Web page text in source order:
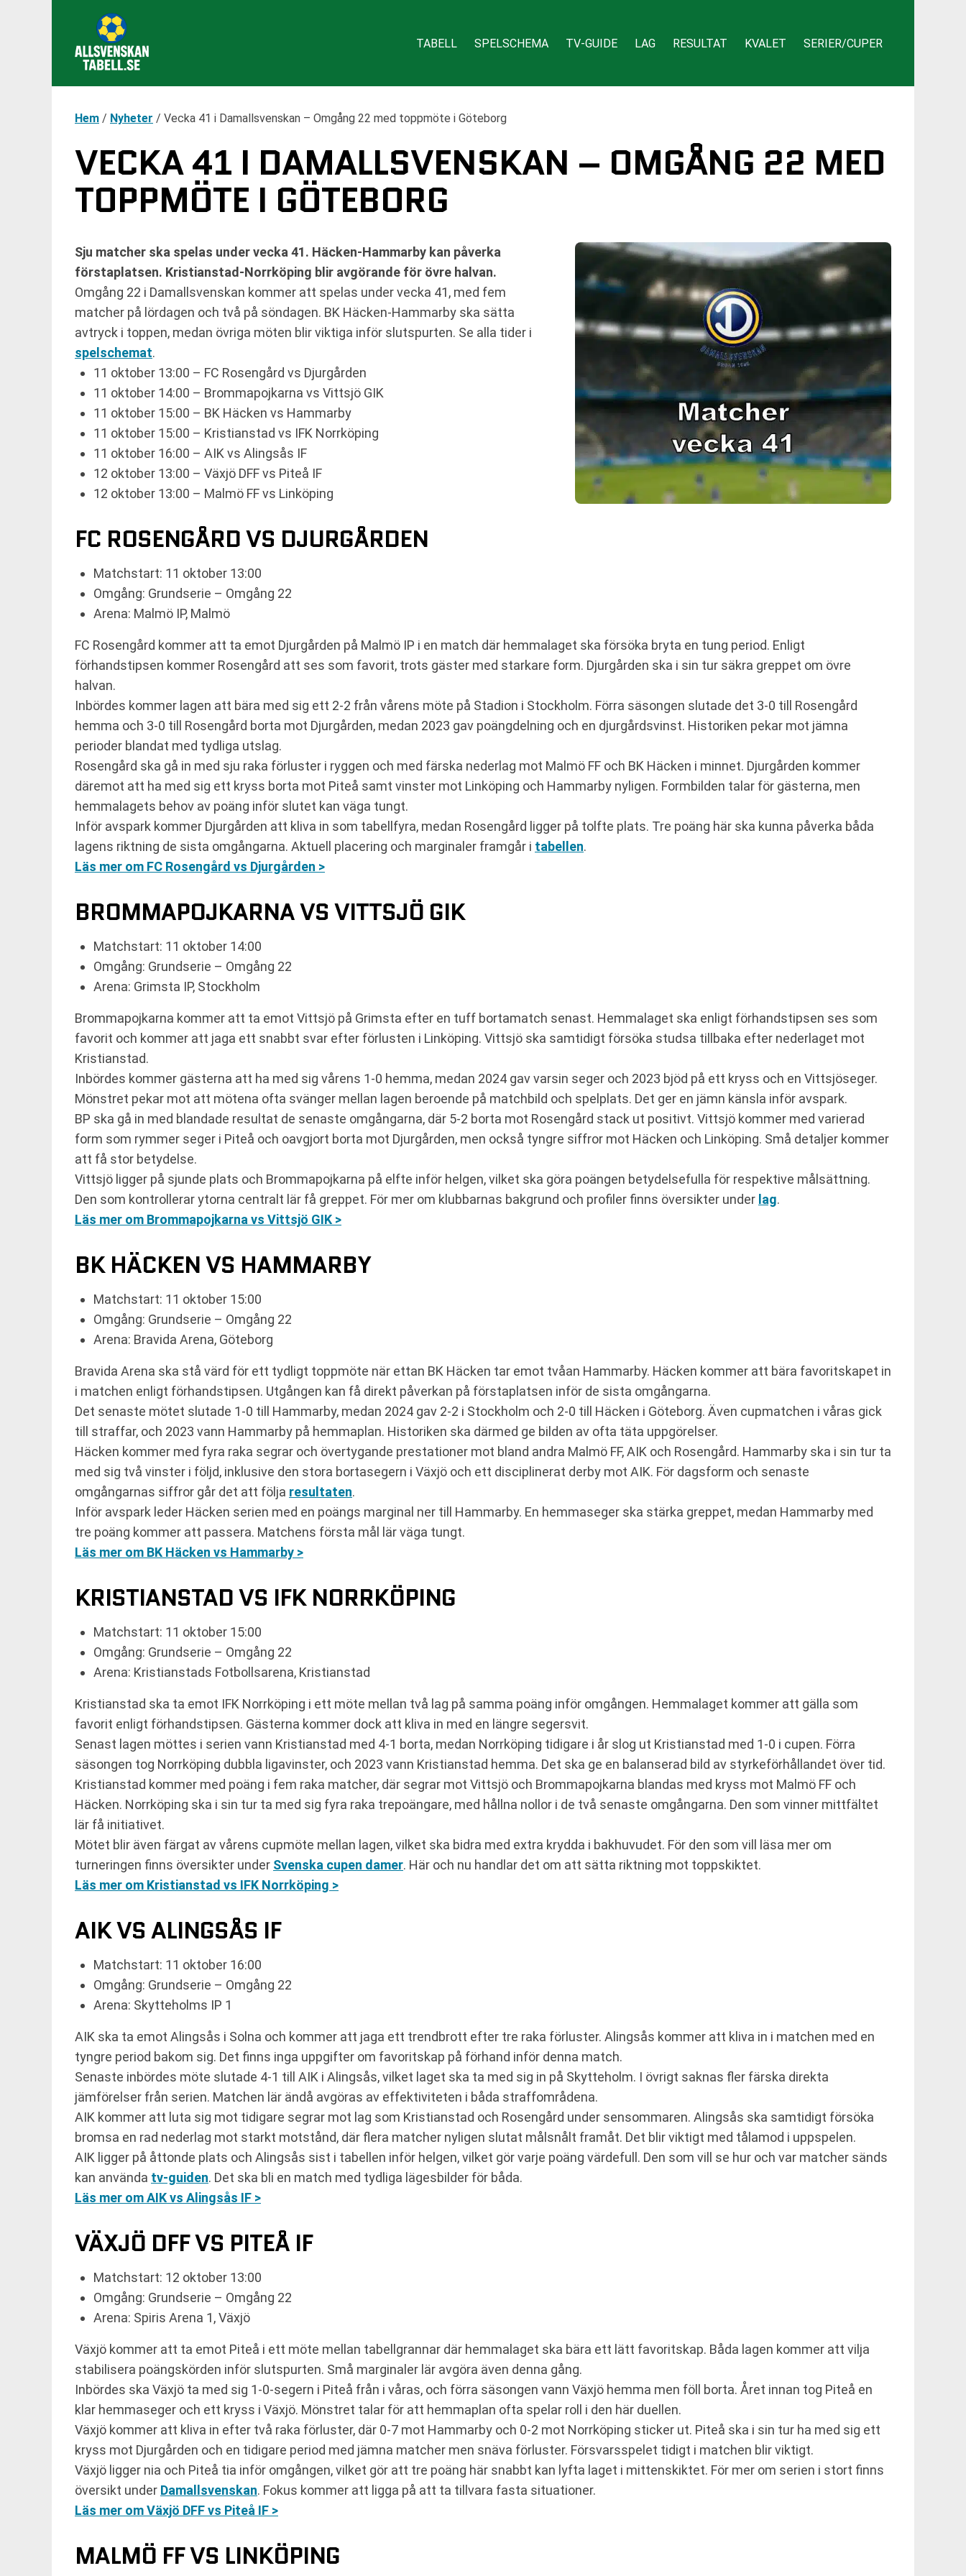
TABELL SPELSCHEMA TV-GUIDE LAG RESULTAT KVALET SERIER/CUPER
Hem / Nyheter / Vecka 41 i Damallsvenskan – Omgång 22 med toppmöte i Göteborg
VECKA 41 I DAMALLSVENSKAN – OMGÅNG 22 MED
TOPPMÖTE I GÖTEBORG
Sju matcher ska spelas under vecka 41. Häcken-Hammarby kan påverka
förstaplatsen. Kristianstad-Norrköping blir avgörande för övre halvan.
Omgång 22 i Damallsvenskan kommer att spelas under vecka 41, med fem
matcher på lördagen och två på söndagen. BK Häcken-Hammarby ska sätta
avtryck i toppen, medan övriga möten blir viktiga inför slutspurten. Se alla tider i
spelschemat.
11 oktober 13:00 – FC Rosengård vs Djurgården
11 oktober 14:00 – Brommapojkarna vs Vittsjö GIK
11 oktober 15:00 – BK Häcken vs Hammarby
11 oktober 15:00 – Kristianstad vs IFK Norrköping
11 oktober 16:00 – AIK vs Alingsås IF
12 oktober 13:00 – Växjö DFF vs Piteå IF
12 oktober 13:00 – Malmö FF vs Linköping
FC ROSENGÅRD VS DJURGÅRDEN
Matchstart: 11 oktober 13:00
Omgång: Grundserie – Omgång 22
Arena: Malmö IP, Malmö
FC Rosengård kommer att ta emot Djurgården på Malmö IP i en match där hemmalaget ska försöka bryta en tung period. Enligt
förhandstipsen kommer Rosengård att ses som favorit, trots gäster med starkare form. Djurgården ska i sin tur säkra greppet om övre
halvan.
Inbördes kommer lagen att bära med sig ett 2-2 från vårens möte på Stadion i Stockholm. Förra säsongen slutade det 3-0 till Rosengård
hemma och 3-0 till Rosengård borta mot Djurgården, medan 2023 gav poängdelning och en djurgårdsvinst. Historiken pekar mot jämna
perioder blandat med tydliga utslag.
Rosengård ska gå in med sju raka förluster i ryggen och med färska nederlag mot Malmö FF och BK Häcken i minnet. Djurgården kommer
däremot att ha med sig ett kryss borta mot Piteå samt vinster mot Linköping och Hammarby nyligen. Formbilden talar för gästerna, men
hemmalagets behov av poäng inför slutet kan väga tungt.
Inför avspark kommer Djurgården att kliva in som tabellfyra, medan Rosengård ligger på tolfte plats. Tre poäng här ska kunna påverka båda
lagens riktning de sista omgångarna. Aktuell placering och marginaler framgår i tabellen.
Läs mer om FC Rosengård vs Djurgården >
BROMMAPOJKARNA VS VITTSJÖ GIK
Matchstart: 11 oktober 14:00
Omgång: Grundserie – Omgång 22
Arena: Grimsta IP, Stockholm
Brommapojkarna kommer att ta emot Vittsjö på Grimsta efter en tuff bortamatch senast. Hemmalaget ska enligt förhandstipsen ses som
favorit och kommer att jaga ett snabbt svar efter förlusten i Linköping. Vittsjö ska samtidigt försöka studsa tillbaka efter nederlaget mot
Kristianstad.
Inbördes kommer gästerna att ha med sig vårens 1-0 hemma, medan 2024 gav varsin seger och 2023 bjöd på ett kryss och en Vittsjöseger.
Mönstret pekar mot att mötena ofta svänger mellan lagen beroende på matchbild och spelplats. Det ger en jämn känsla inför avspark.
BP ska gå in med blandade resultat de senaste omgångarna, där 5-2 borta mot Rosengård stack ut positivt. Vittsjö kommer med varierad
form som rymmer seger i Piteå och oavgjort borta mot Djurgården, men också tyngre siffror mot Häcken och Linköping. Små detaljer kommer
att få stor betydelse.
Vittsjö ligger på sjunde plats och Brommapojkarna på elfte inför helgen, vilket ska göra poängen betydelsefulla för respektive målsättning.
Den som kontrollerar ytorna centralt lär få greppet. För mer om klubbarnas bakgrund och profiler finns översikter under lag.
Läs mer om Brommapojkarna vs Vittsjö GIK >
BK HÄCKEN VS HAMMARBY
Matchstart: 11 oktober 15:00
Omgång: Grundserie – Omgång 22
Arena: Bravida Arena, Göteborg
Bravida Arena ska stå värd för ett tydligt toppmöte när ettan BK Häcken tar emot tvåan Hammarby. Häcken kommer att bära favoritskapet in
i matchen enligt förhandstipsen. Utgången kan få direkt påverkan på förstaplatsen inför de sista omgångarna.
Det senaste mötet slutade 1-0 till Hammarby, medan 2024 gav 2-2 i Stockholm och 2-0 till Häcken i Göteborg. Även cupmatchen i våras gick
till straffar, och 2023 vann Hammarby på hemmaplan. Historiken ska därmed ge bilden av ofta täta uppgörelser.
Häcken kommer med fyra raka segrar och övertygande prestationer mot bland andra Malmö FF, AIK och Rosengård. Hammarby ska i sin tur ta
med sig två vinster i följd, inklusive den stora bortasegern i Växjö och ett disciplinerat derby mot AIK. För dagsform och senaste
omgångarnas siffror går det att följa resultaten.
Inför avspark leder Häcken serien med en poängs marginal ner till Hammarby. En hemmaseger ska stärka greppet, medan Hammarby med
tre poäng kommer att passera. Matchens första mål lär väga tungt.
Läs mer om BK Häcken vs Hammarby >
KRISTIANSTAD VS IFK NORRKÖPING
Matchstart: 11 oktober 15:00
Omgång: Grundserie – Omgång 22
Arena: Kristianstads Fotbollsarena, Kristianstad
Kristianstad ska ta emot IFK Norrköping i ett möte mellan två lag på samma poäng inför omgången. Hemmalaget kommer att gälla som
favorit enligt förhandstipsen. Gästerna kommer dock att kliva in med en längre segersvit.
Senast lagen möttes i serien vann Kristianstad med 4-1 borta, medan Norrköping tidigare i år slog ut Kristianstad med 1-0 i cupen. Förra
säsongen tog Norrköping dubbla ligavinster, och 2023 vann Kristianstad hemma. Det ska ge en balanserad bild av styrkeförhållandet över tid.
Kristianstad kommer med poäng i fem raka matcher, där segrar mot Vittsjö och Brommapojkarna blandas med kryss mot Malmö FF och
Häcken. Norrköping ska i sin tur ta med sig fyra raka trepoängare, med hållna nollor i de två senaste omgångarna. Den som vinner mittfältet
lär få initiativet.
Mötet blir även färgat av vårens cupmöte mellan lagen, vilket ska bidra med extra krydda i bakhuvudet. För den som vill läsa mer om
turneringen finns översikter under Svenska cupen damer. Här och nu handlar det om att sätta riktning mot toppskiktet.
Läs mer om Kristianstad vs IFK Norrköping >
AIK VS ALINGSÅS IF
Matchstart: 11 oktober 16:00
Omgång: Grundserie – Omgång 22
Arena: Skytteholms IP 1
AIK ska ta emot Alingsås i Solna och kommer att jaga ett trendbrott efter tre raka förluster. Alingsås kommer att kliva in i matchen med en
tyngre period bakom sig. Det finns inga uppgifter om favoritskap på förhand inför denna match.
Senaste inbördes möte slutade 4-1 till AIK i Alingsås, vilket laget ska ta med sig in på Skytteholm. I övrigt saknas fler färska direkta
jämförelser från serien. Matchen lär ändå avgöras av effektiviteten i båda straffområdena.
AIK kommer att luta sig mot tidigare segrar mot lag som Kristianstad och Rosengård under sensommaren. Alingsås ska samtidigt försöka
bromsa en rad nederlag mot starkt motstånd, där flera matcher nyligen slutat målsnålt framåt. Det blir viktigt med tålamod i uppspelen.
AIK ligger på åttonde plats och Alingsås sist i tabellen inför helgen, vilket gör varje poäng värdefull. Den som vill se hur och var matcher sänds
kan använda tv-guiden. Det ska bli en match med tydliga lägesbilder för båda.
Läs mer om AIK vs Alingsås IF >
VÄXJÖ DFF VS PITEÅ IF
Matchstart: 12 oktober 13:00
Omgång: Grundserie – Omgång 22
Arena: Spiris Arena 1, Växjö
Växjö kommer att ta emot Piteå i ett möte mellan tabellgrannar där hemmalaget ska bära ett lätt favoritskap. Båda lagen kommer att vilja
stabilisera poängskörden inför slutspurten. Små marginaler lär avgöra även denna gång.
Inbördes ska Växjö ta med sig 1-0-segern i Piteå från i våras, och förra säsongen vann Växjö hemma men föll borta. Året innan tog Piteå en
klar hemmaseger och ett kryss i Växjö. Mönstret talar för att hemmaplan ofta spelar roll i den här duellen.
Växjö kommer att kliva in efter två raka förluster, där 0-7 mot Hammarby och 0-2 mot Norrköping sticker ut. Piteå ska i sin tur ha med sig ett
kryss mot Djurgården och en tidigare period med jämna matcher men snäva förluster. Försvarsspelet tidigt i matchen blir viktigt.
Växjö ligger nia och Piteå tia inför omgången, vilket gör att tre poäng här snabbt kan lyfta laget i mittenskiktet. För mer om serien i stort finns
översikt under Damallsvenskan. Fokus kommer att ligga på att ta tillvara fasta situationer.
Läs mer om Växjö DFF vs Piteå IF >
MALMÖ FF VS LINKÖPING